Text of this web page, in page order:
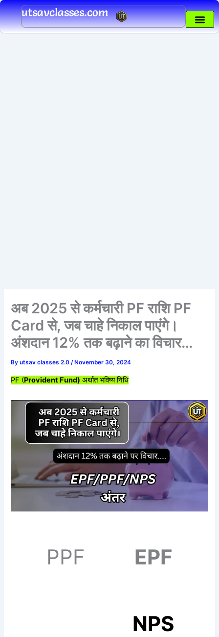
Skip
to
content
utsavclasses.com
अब 2025 से कर्मचारी PF राशि PF
Card से, जब चाहे निकाल पाएंगे।
अंशदान 12% तक बढ़ाने का विचार…
Byutsav classes 2.0/ November 30, 2024
PF (Provident Fund) अर्थात भविष्य निधि
PPF EPF
NPS